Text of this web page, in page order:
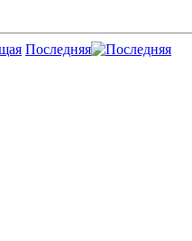
Последняя